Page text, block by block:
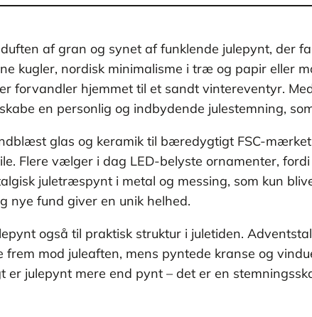
af gran og synet af funklende julepynt, der
kugler, nordisk minimalisme i træ og papir eller
forvandler hjemmet til et sandt vintereventyr.
en personlig og indbydende julestemning,
glas og keramik til bæredygtigt FSC-
Flere vælger i dag LED-belyste ornamenter,
juletræspynt i metal og messing, som kun
nye fund giver en unik helhed.
også til praktisk struktur i juletiden.
mod juleaften, mens pyntede kranse og
julepynt mere end pynt – det er en